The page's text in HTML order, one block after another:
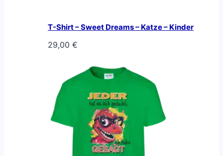
T-Shirt – Sweet Dreams – Katze – Kinder
29,00 €